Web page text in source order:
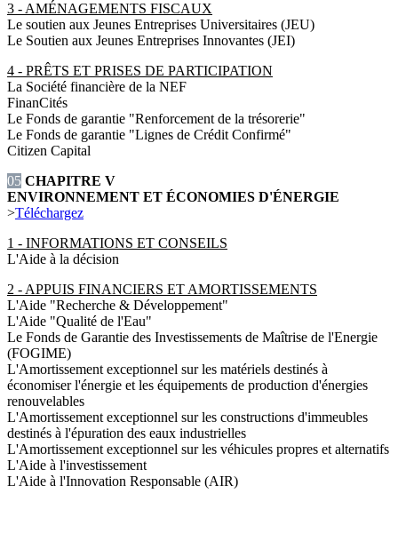
3 - AMÉNAGEMENTS FISCAUX
Le soutien aux Jeunes Entreprises Universitaires (JEU)
Le Soutien aux Jeunes Entreprises Innovantes (JEI)
4 - PRÊTS ET PRISES DE PARTICIPATION
La Société financière de la NEF
FinanCités
Le Fonds de garantie "Renforcement de la trésorerie"
Le Fonds de garantie "Lignes de Crédit Confirmé"
Citizen Capital
05 CHAPITRE V
ENVIRONNEMENT ET ÉCONOMIES D'ÉNERGIE
>Téléchargez
1 - INFORMATIONS ET CONSEILS
L'Aide à la décision
2 - APPUIS FINANCIERS ET AMORTISSEMENTS
L'Aide "Recherche & Développement"
L'Aide "Qualité de l'Eau"
Le Fonds de Garantie des Investissements de Maîtrise de l'Energie
(FOGIME)
L'Amortissement exceptionnel sur les matériels destinés à
économiser l'énergie et les équipements de production d'énergies
renouvelables
L'Amortissement exceptionnel sur les constructions d'immeubles
destinés à l'épuration des eaux industrielles
L'Amortissement exceptionnel sur les véhicules propres et alternatifs
L'Aide à l'investissement
L'Aide à l'Innovation Responsable (AIR)